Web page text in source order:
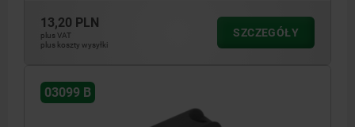
13,20 PLN
plus VAT
plus koszty wysyłki
SZCZEGÓŁY
03099 B